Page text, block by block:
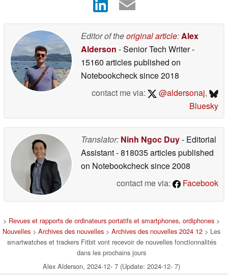
Editor of theoriginal article:Alex
Alderson - Senior Tech Writer-
15160 articles published on
Notebookchecksince 2018
contact me via:
@aldersonaj,
Bluesky
Translator: Ninh Ngoc Duy- Editorial
Assistant- 818035 articles published
on Notebookchecksince 2008
contact me via:
Facebook
> Revues et rapports de ordinateurs portatifs et smartphones, ordiphones >
Nouvelles > Archives des nouvelles > Archives des nouvelles 2024 12 > Les
smartwatches et trackers Fitbit vont recevoir de nouvelles fonctionnalités
dans les prochains jours
Alex Alderson, 2024-12- 7 (Update: 2024-12- 7)